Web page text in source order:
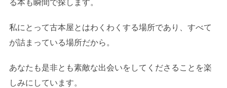
る本も瞬間で探します。
私にとって古本屋とはわくわくする場所であり、すべて
が詰まっている場所だから。
あなたも是非とも素敵な出会いをしてくださることを楽
しみにしています。